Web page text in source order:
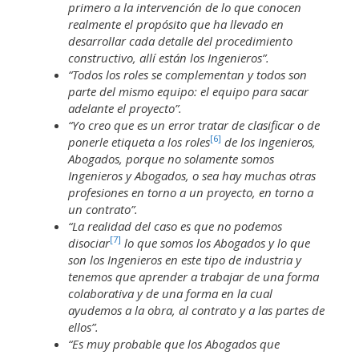
primero a la intervención de lo que conocen
realmente el propósito que ha llevado en
desarrollar cada detalle del procedimiento
constructivo, allí están los Ingenieros”.
“Todos los roles se complementan y todos son
parte del mismo equipo: el equipo para sacar
adelante el proyecto”.
“Yo creo que es un error tratar de clasificar o de
ponerle etiqueta a los roles[6] de los Ingenieros,
Abogados, porque no solamente somos
Ingenieros y Abogados, o sea hay muchas otras
profesiones en torno a un proyecto, en torno a
un contrato”.
“La realidad del caso es que no podemos
disociar[7] lo que somos los Abogados y lo que
son los Ingenieros en este tipo de industria y
tenemos que aprender a trabajar de una forma
colaborativa y de una forma en la cual
ayudemos a la obra, al contrato y a las partes de
ellos”.
“Es muy probable que los Abogados que